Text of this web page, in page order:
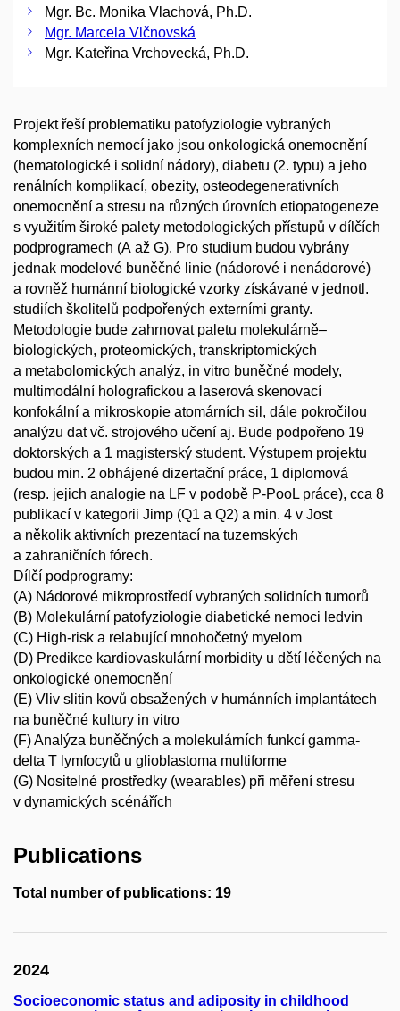
Mgr. Bc. Monika Vlachová, Ph.D.
Mgr. Marcela Vlčnovská
Mgr. Kateřina Vrchovecká, Ph.D.
Projekt řeší problematiku patofyziologie vybraných
komplexních nemocí jako jsou onkologická onemocnění
(hematologické i solidní nádory), diabetu (2. typu) a jeho
renálních komplikací, obezity, osteodegenerativních
onemocnění a stresu na různých úrovních etiopatogeneze
s využitím široké palety metodologických přístupů v dílčích
podprogramech (A až G). Pro studium budou vybrány
jednak modelové buněčné linie (nádorové i nenádorové)
a rovněž humánní biologické vzorky získávané v jednotl.
studiích školitelů podpořených externími granty.
Metodologie bude zahrnovat paletu molekulárně–
biologických, proteomických, transkriptomických
a metabolomických analýz, in vitro buněčné modely,
multimodální holografickou a laserová skenovací
konfokální a mikroskopie atomárních sil, dále pokročilou
analýzu dat vč. strojového učení aj. Bude podpořeno 19
doktorských a 1 magisterský student. Výstupem projektu
budou min. 2 obhájené dizertační práce, 1 diplomová
(resp. jejich analogie na LF v podobě P-PooL práce), cca 8
publikací v kategorii Jimp (Q1 a Q2) a min. 4 v Jost
a několik aktivních prezentací na tuzemských
a zahraničních fórech.
Dílčí podprogramy:
(A) Nádorové mikroprostředí vybraných solidních tumorů
(B) Molekulární patofyziologie diabetické nemoci ledvin
(C) High-risk a relabující mnohočetný myelom
(D) Predikce kardiovaskulární morbidity u dětí léčených na
onkologické onemocnění
(E) Vliv slitin kovů obsažených v humánních implantátech
na buněčné kultury in vitro
(F) Analýza buněčných a molekulárních funkcí gamma-
delta T lymfocytů u glioblastoma multiforme
(G) Nositelné prostředky (wearables) při měření stresu
v dynamických scénářích
Publications
Total number of publications: 19
2024
Socioeconomic status and adiposity in childhood